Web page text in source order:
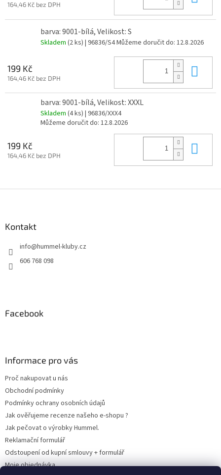
164,46 Kč bez DPH
barva: 9001-bílá, Velikost: S
Skladem (2 ks) | 96836/S4Můžeme doručit do: 12.8.2026
199 Kč
164,46 Kč bez DPH
barva: 9001-bílá, Velikost: XXXL
Skladem (4 ks) | 96836/XXX4
Můžeme doručit do: 12.8.2026
199 Kč
164,46 Kč bez DPH
Kontakt
info@hummel-kluby.cz
606 768 098
Facebook
Informace pro vás
Proč nakupovat u nás
Obchodní podmínky
Podmínky ochrany osobních údajů
Jak ověřujeme recenze našeho e-shopu ?
Jak pečovat o výrobky Hummel.
Reklamační formulář
Odstoupení od kupní smlouvy + formulář
Moje objednávka